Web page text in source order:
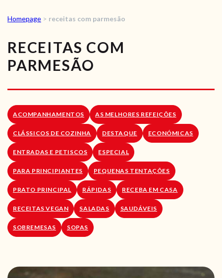
RECEITAS
VÍDEOS
RECEITAS VEGGIE
LOJA ONLINE
BLOG
Homepage > receitas com parmesão
RECEITAS COM
PARMESÃO
ACOMPANHAMENTOS AS MELHORES REFEIÇÕES
CLÁSSICOS DE COZINHA DESTAQUE ECONÓMICAS
ENTRADAS E PETISCOS ESPECIAL
PARA PRINCIPIANTES PEQUENAS TENTAÇÕES
PRATO PRINCIPAL RÁPIDAS RECEBA EM CASA
RECEITAS VEGAN SALADAS SAUDÁVEIS
SOBREMESAS SOPAS